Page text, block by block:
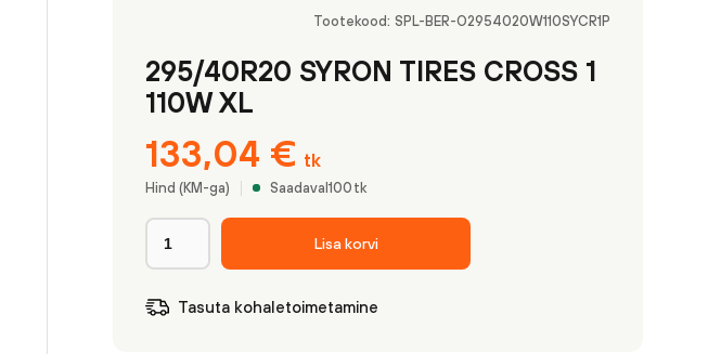
Tootekood: SPL-BER-O2954020W110SYCR1P
295/40R20 SYRON TIRES CROSS 1
110W XL
133,04 € tk
Hind (KM-ga) Saadaval100 tk
Lisa korvi
Tasuta kohaletoimetamine